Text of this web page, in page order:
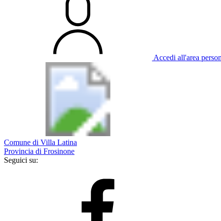
Accedi all'area
Comune di Villa Latina
Provincia di Frosinone
Seguici su: